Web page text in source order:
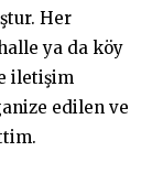
Her
ya da köy
iletişim
edilen ve